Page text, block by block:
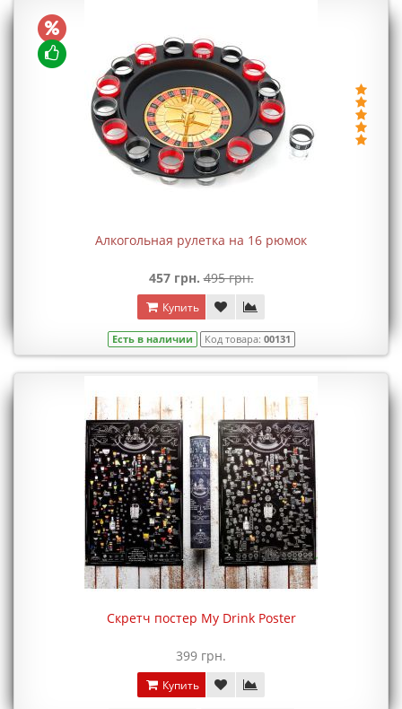
Алкогольная рулетка на 16 рюмок
457 грн. 495 грн.
Купить
Есть в наличии Код товара: 00131
Скретч постер My Drink Poster
399 грн.
Купить